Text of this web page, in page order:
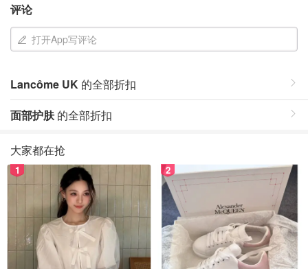
评论
打开App写评论
Lancôme UK 的全部折扣
面部护肤的全部折扣
大家都在抢
1 2